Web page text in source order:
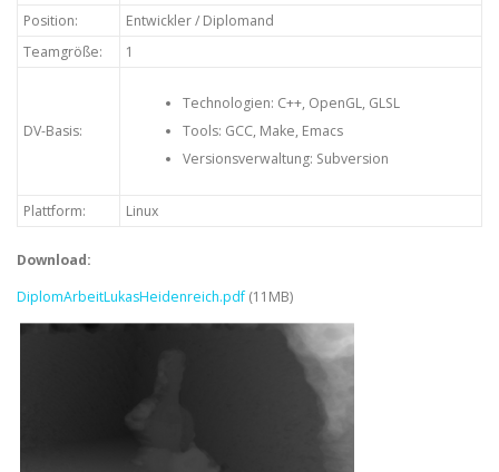
Position:
Entwickler / Diplomand
Teamgröße:
1
DV-Basis:
Technologien: C++, OpenGL, GLSL
Tools: GCC, Make, Emacs
Versionsverwaltung: Subversion
Plattform: Linux
Download:
DiplomArbeitLukasHeidenreich.pdf(11MB)